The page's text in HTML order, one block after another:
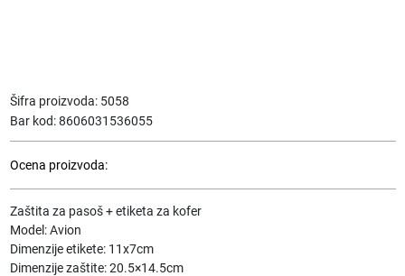
Bar kod:8606031536055
Šifra proizvoda: 5058
Ocena proizvoda:
Zaštita za pasoš + etiketa za kofer
Model: Avion
Dimenzije etikete: 11x7cm
Dimenzije zaštite: 20.5×14.5cm